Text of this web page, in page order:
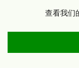
查看我们